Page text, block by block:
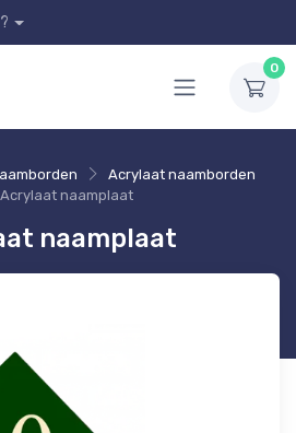
0
Acrylaat naamborden
Acrylaat naamplaat
naamplaat